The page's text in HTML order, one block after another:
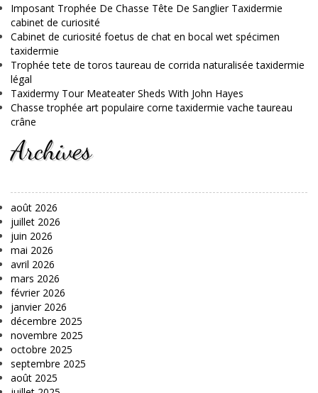
Imposant Trophée De Chasse Tête De Sanglier Taxidermie
cabinet de curiosité
Cabinet de curiosité foetus de chat en bocal wet spécimen
taxidermie
Trophée tete de toros taureau de corrida naturalisée taxidermie
légal
Taxidermy Tour Meateater Sheds With John Hayes
Chasse trophée art populaire corne taxidermie vache taureau
crâne
Archives
août 2026
juillet 2026
juin 2026
mai 2026
avril 2026
mars 2026
février 2026
janvier 2026
décembre 2025
novembre 2025
octobre 2025
septembre 2025
août 2025